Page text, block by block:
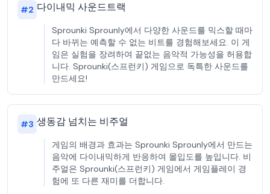
#2 다이내믹 사운드트랙
Sprounki Sprounly에서 다양한 사운드를 믹스할 때마
다 바뀌는 예측할 수 없는 비트를 경험해보세요. 이 게
임은 실험을 장려하여 끝없는 음악적 가능성을 허용합
니다. Sprounki(스프런키) 게임으로 독특한 사운드를
만드세요!
#3 생동감 넘치는 비주얼
게임의 배경과 효과는 Sprounki Sprounly에서 만드는
음악에 다이내믹하게 반응하여 몰입도를 높입니다. 비
주얼은 Sprounki(스프런키) 게임에서 게임플레이 경
험에 또 다른 재미를 더합니다.